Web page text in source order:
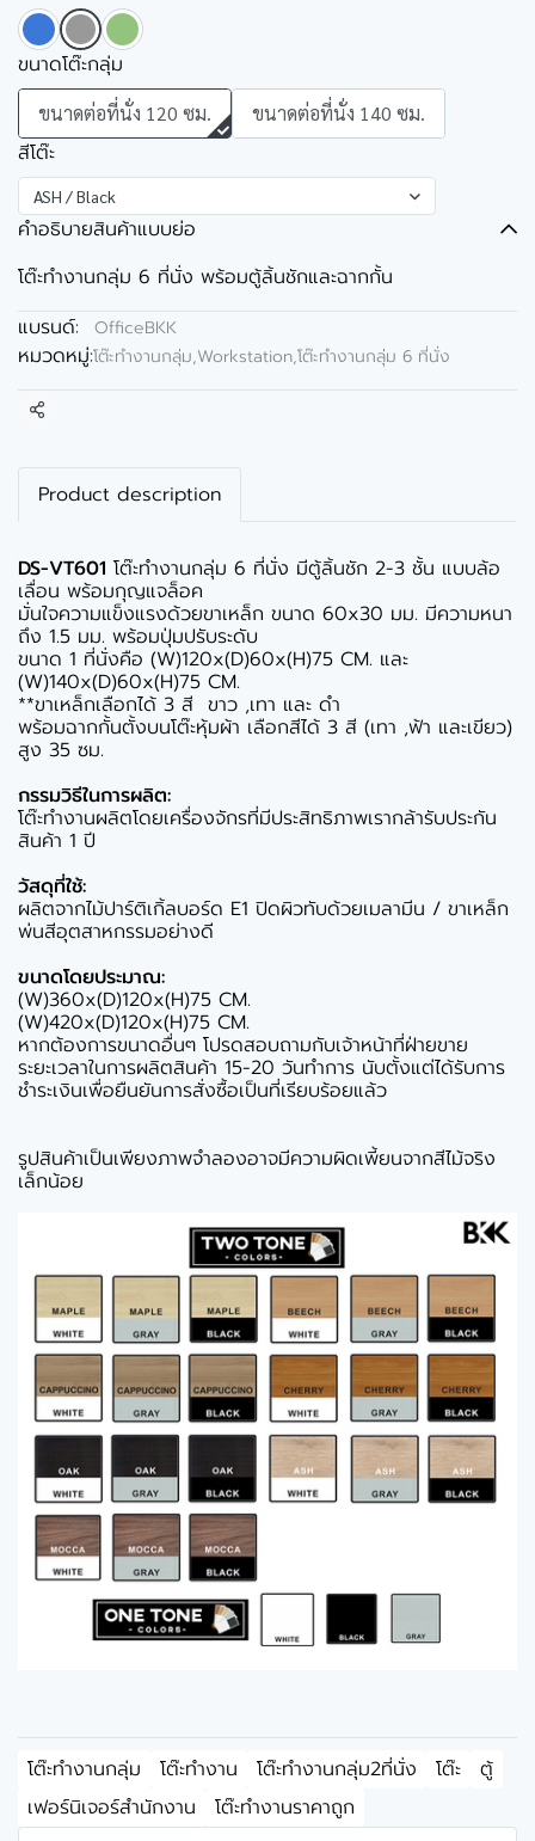
ขนาดโต๊ะกลุ่ม
ขนาดต่อที่นั่ง 120 ซม. ขนาดต่อที่นั่ง 140 ซม.
สีโต๊ะ
ASH / Black
คำอธิบายสินค้าแบบย่อ
โต๊ะทำงานกลุ่ม 6 ที่นั่ง พร้อมตู้ลิ้นชักและฉากกั้น
แบรนด์:
OfficeBKK
หมวดหมู่:โต๊ะทำงานกลุ่ม,Workstation,โต๊ะทำงานกลุ่ม 6 ที่นั่ง
แชร์
Product description
DS-VT601 โต๊ะทำงานกลุ่ม 6 ที่นั่ง มีตู้ลิ้นชัก 2-3 ชั้น แบบล้อ
เลื่อน พร้อมกุญแจล็อค
มั่นใจความแข็งแรงด้วยขาเหล็ก ขนาด 60x30 มม. มีความหนา
ถึง 1.5 มม. พร้อมปุ่มปรับระดับ
ขนาด 1 ที่นั่งคือ (W)120x(D)60x(H)75 CM. และ
(W)140x(D)60x(H)75 CM.
**ขาเหล็กเลือกได้ 3 สี ขาว ,เทา และ ดำ
พร้อมฉากกั้นตั้งบนโต๊ะหุ้มผ้า เลือกสีได้ 3 สี (เทา ,ฟ้า และเขียว)
สูง 35 ซม.
กรรมวิธีในการผลิต:
โต๊ะทำงานผลิตโดยเครื่องจักรที่มีประสิทธิภาพเรากล้ารับประกัน
สินค้า 1 ปี
วัสดุที่ใช้:
ผลิตจากไม้ปาร์ติเกิ้ลบอร์ด E1 ปิดผิวทับด้วยเมลามีน / ขาเหล็ก
พ่นสีอุตสาหกรรมอย่างดี
ขนาดโดยประมาณ:
(W)360x(D)120x(H)75 CM.
(W)420x(D)120x(H)75 CM.
หากต้องการขนาดอื่นๆ โปรดสอบถามกับเจ้าหน้าที่ฝ่ายขาย
ระยะเวลาในการผลิตสินค้า 15-20 วันทำการ นับตั้งแต่ได้รับการ
ชำระเงินเพื่อยืนยันการสั่งซื้อเป็นที่เรียบร้อยแล้ว
รูปสินค้าเป็นเพียงภาพจำลองอาจมีความผิดเพี้ยนจากสีไม้จริง
เล็กน้อย
โต๊ะทำงานกลุ่ม โต๊ะทำงาน โต๊ะทำงานกลุ่ม2ที่นั่ง โต๊ะ
ตู้
เฟอร์นิเจอร์สำนักงาน
โต๊ะทำงานราคาถูก